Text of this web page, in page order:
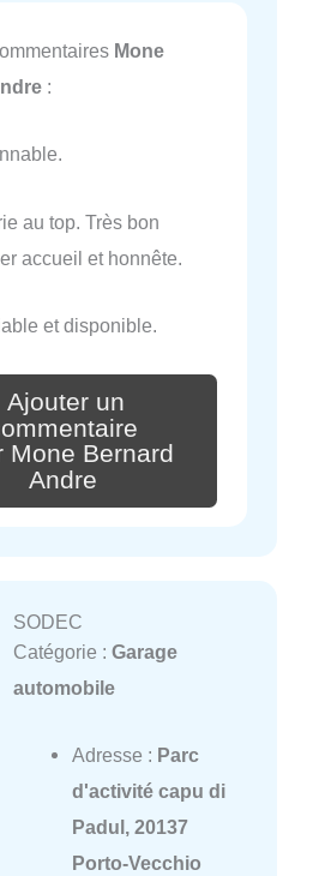
Mone
:
au top. Très bon
accueil et honnête.
et disponible.
Ajouter un
Mone Bernard
Andre
SODEC
Catégorie : Garage
automobile
Adresse : Parc
d'activité capu di
Padul, 20137
Porto-Vecchio